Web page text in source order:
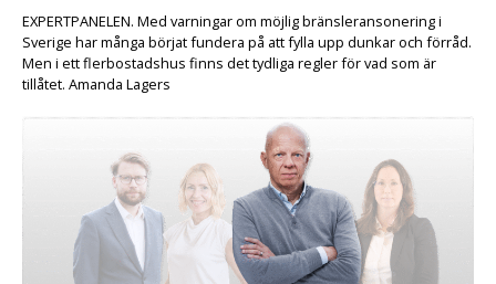
EXPERTPANELEN. Med varningar om möjlig bränsleransonering i
Sverige har många börjat fundera på att fylla upp dunkar och förråd.
Men i ett flerbostadshus finns det tydliga regler för vad som är
tillåtet. Amanda Lagers